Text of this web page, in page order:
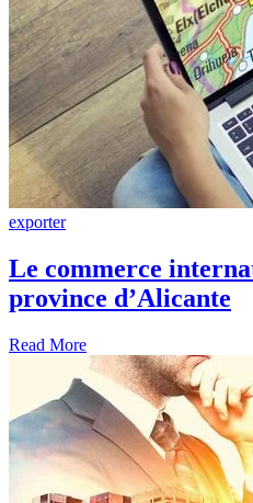
exporter
Le commerce
province d’Alicante
Read More